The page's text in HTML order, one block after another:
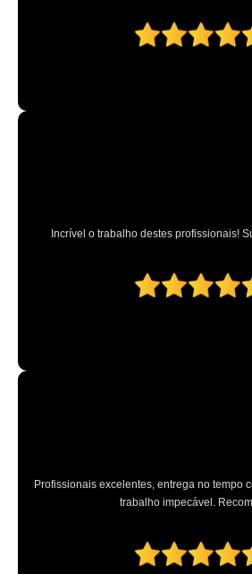
Incrível o trabalho destes profissionais!
Profissionais excelentes, entrega no tempo
trabalho impecável.